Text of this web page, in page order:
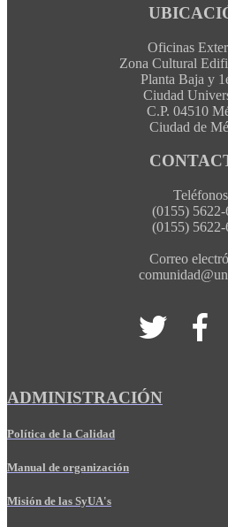
Oficinas
Zona Cultural
Planta Baja y
Ciudad
C.P. 04510
Ciudad de
(0155) 5622-
(0155) 5622-
Correo
ADMINISTRACIÓN
Política de la Calidad
Manual de organización
Misión de las SyUA's